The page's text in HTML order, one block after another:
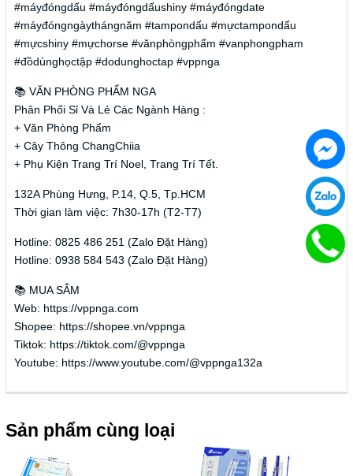
#máyđóngdấu #máyđóngdấushiny #máyđóngdate
#máyđóngngàythángnăm #tampondấu #mựctampondấu
#mựcshiny #mựchorse #vănphòngphẩm #vanphongpham
#đồdùnghọctập #dodunghoctap #vppnga
📚 VĂN PHÒNG PHẨM NGA
Phân Phối Sỉ Và Lẻ Các Ngành Hàng :
+ Văn Phòng Phẩm
+ Cây Thông ChangChiia
+ Phụ Kiện Trang Trí Noel, Trang Trí Tết.
132A Phùng Hưng, P.14, Q.5, Tp.HCM
Thời gian làm việc: 7h30-17h (T2-T7)
Hotline: 0825 486 251 (Zalo Đặt Hàng)
Hotline: 0938 584 543 (Zalo Đặt Hàng)
📚 MUA SẮM
Web: https://vppnga.com
Shopee: https://shopee.vn/vppnga
Tiktok: https://tiktok.com/@vppnga
Youtube: https://www.youtube.com/@vppnga132a
Sản phẩm cùng loại